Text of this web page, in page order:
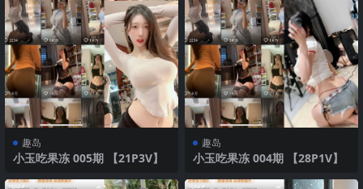
趣岛
小玉吃果冻 005期 【21P3V】
趣岛
小玉吃果冻 004期 【28P1V】